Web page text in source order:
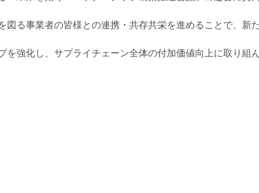
る事業者の皆様との連携・共存共栄を進めることで、新
強化し、サプライチェーン全体の付加価値向上に取り組